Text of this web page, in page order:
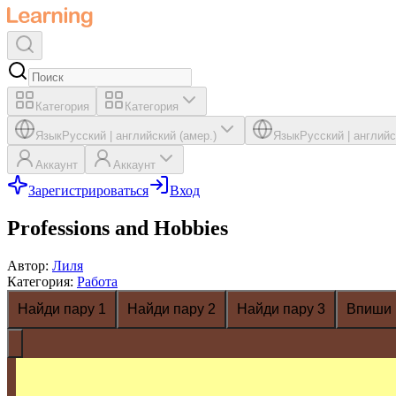
Категория Категория
ЯзыкРусский английский (амер.) ЯзыкРусский
Аккаунт Аккаунт
Зарегистрироваться Вход
Professions and Hobbies
Автор: Лиля
Категория: Работа
Найди пару 1
Найди пару 2 Найди пару 3 Впиши